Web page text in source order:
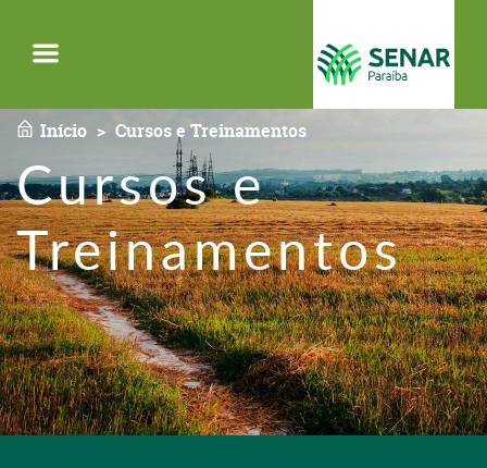
Início Cursos e Treinamentos
Cursos e
Treinamentos